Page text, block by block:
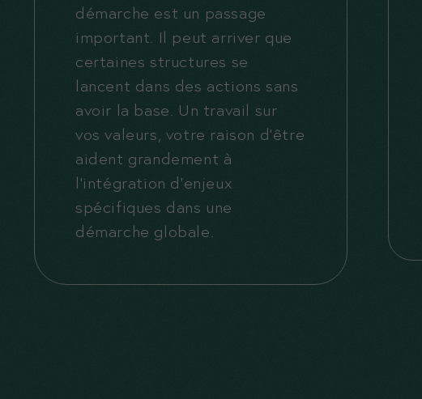
démarche est un passage
important. Il peut arriver que
certaines structures se
lancent dans des actions sans
avoir la base. Un travail sur
vos valeurs, votre raison d’être
aident grandement à
l’intégration d’enjeux
spécifiques dans une
démarche globale.